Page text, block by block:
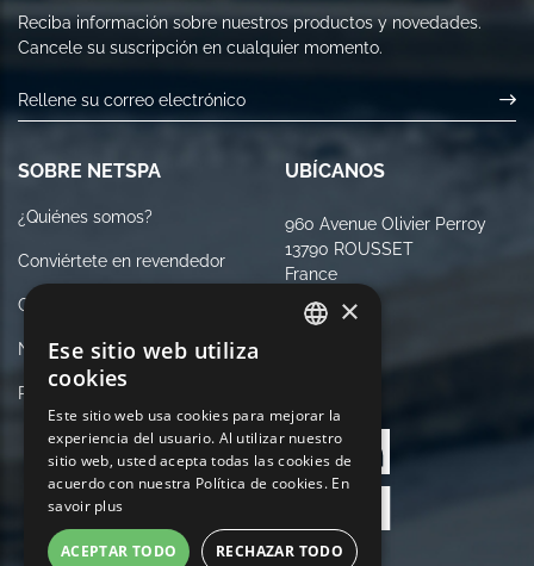
Reciba información sobre nuestros productos y novedades.
Cancele su suscripción en cualquier momento.
SOBRE NETSPA
¿Quiénes somos?
Conviértete en revendedor
Contáctenos
Notas Legales
Política de Privacidad
UBÍCANOS
960 Avenue Olivier Perroy
13790 ROUSSET
France
GERMAN
ITALIAN
SPANISH
×
Ese sitio web utiliza
cookies
Este sitio web usa cookies para mejorar la
experiencia del usuario. Al utilizar nuestro
sitio web, usted acepta todas las cookies de
acuerdo con nuestra Política de cookies. En
savoir plus
ACEPTAR TODO RECHAZAR TODO